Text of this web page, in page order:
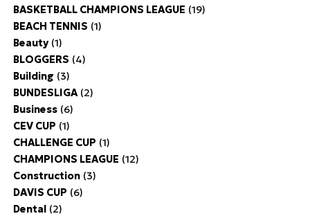
BASKETBALL CHAMPIONS LEAGUE (19)
BEACH TENNIS (1)
Beauty(1)
BLOGGERS (4)
Building (3)
BUNDESLIGA(2)
Business(6)
CEV CUP (1)
CHALLENGE CUP (1)
CHAMPIONS LEAGUE (12)
Construction(3)
DAVIS CUP (6)
Dental(2)